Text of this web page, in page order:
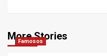
More Stories
Famosos